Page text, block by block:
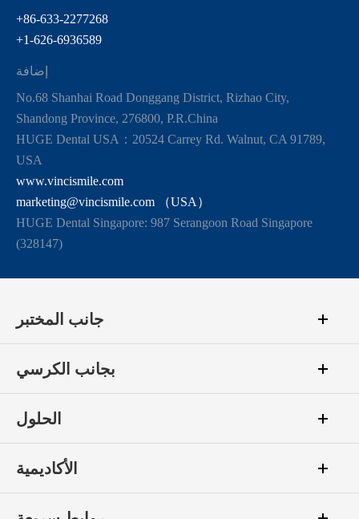
+86-633-2277268
+1-626-6936589
إضافة
No.68 Shanhai Road Donggang District, Rizhao City,
Shandong Province, 276800, P.R.China
HUGE Dental USA：20524 Carrey Rd. Walnut, CA 91789,
USA
www.vincismile.com
marketing@vincismile.com （USA）
HUGE Dental Singapore: 987 Serangoon Road Singapore
(328147)
جانب المختبر
بجانب الكرسي
الحلول
الأكاديمية